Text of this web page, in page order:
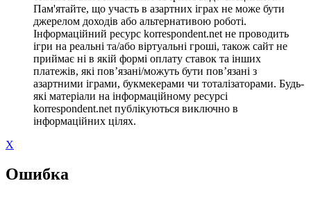
Пам'ятайте, що участь в азартних іграх не може бути
джерелом доходів або альтернативою роботі.
Інформаційний ресурс korrespondent.net не проводить
ігри на реальні та/або віртуальні гроші, також сайт не
приймає ні в якій формі оплату ставок та інших
платежів, які пов’язані/можуть бути пов’язані з
азартними іграми, букмекерами чи тоталізаторами. Будь-
які матеріали на інформаційному ресурсі
korrespondent.net публікуються виключно в
інформаційних цілях.
X
Ошибка